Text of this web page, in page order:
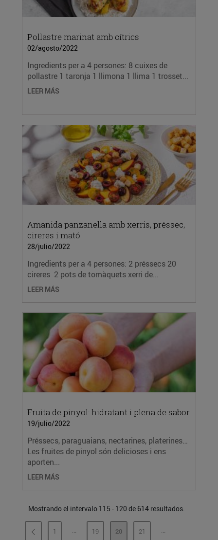
Pollastre marinat amb cítrics
02/agosto/2022
Ingredients per a 4 persones: 8 cuixes de
pollastre 1 taronja 1 llimona 1 llima 1 trosset...
LEER MÁS
Amanida panzanella amb xerris, préssec,
cireres i mató
28/julio/2022
Ingredients per a 4 persones: 2 préssecs 20
cireres 2 pots de tomàquets xerri de...
LEER MÁS
Fruita de pinyol: hidratant i plena de sabor
19/julio/2022
Préssecs, paraguaians, nectarines, platerines…
Les fruites de pinyol són delicioses i ens
aporten...
LEER MÁS
Mostrando el intervalo 115 - 120 de 614 resultados.
PÁGINA
1 ...PÁGINAS INTERMEDIAS
PÁGINA
19 PÁGINA
20 PÁGINA
21 ...PÁGINAS